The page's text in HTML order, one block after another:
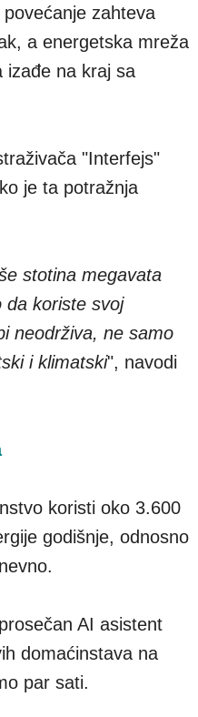
zahteva
a energetska mreža
izađe na kraj sa
"Interfejs"
je ta potražnja
stotina megavata
da koriste svoj
neodrživa, ne samo
i klimatski", navodi
koristi oko 3.600
godišnje, odnosno
AI asistent
domaćinstava na
par sati.